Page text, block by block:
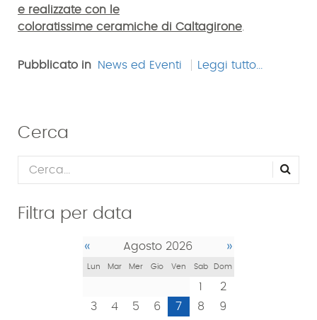
e realizzate con le
coloratissime ceramiche di Caltagirone
Pubblicato in News ed Eventi Leggi tutto...
Cerca
Filtra per data
« Agosto 2026 »
Lun Mar Mer Gio Ven Sab Dom
1
2
3
4 5 6 7 8
9